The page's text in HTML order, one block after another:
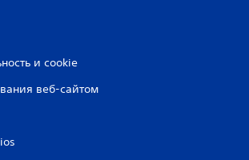
и cookie
веб-сайтом